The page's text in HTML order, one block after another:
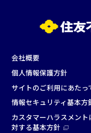
会社概要
個人情報保護方針
サイトのご利用にあたっ
情報セキュリティ基本方
カスタマーハラスメント
対する基本方針